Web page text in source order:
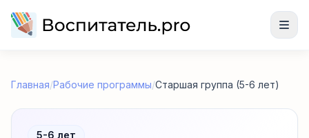
Главная/Рабочие программы/Старшая группа (5-6 лет)
5-6 лет